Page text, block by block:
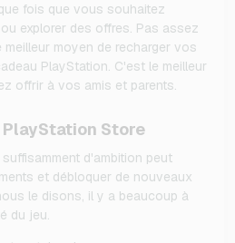
fois que vous souhaitez
explorer des offres. Pas assez
moyen de recharger vos
PlayStation. C'est le meilleur
offrir à vos amis et parents.
Store
d'ambition peut
et débloquer de nouveaux
le disons, il y a beaucoup à
du jeu.